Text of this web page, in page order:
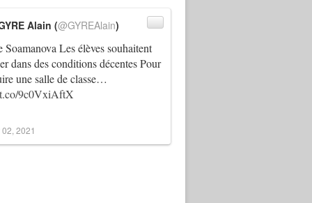
Soamanova Les élèves souhaitent
dans des conditions décentes Pour
une salle de classe…
9c0VxiAftX
Alain (@GYREAlain)
2021